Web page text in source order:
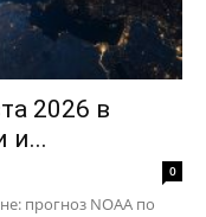
2026 в
и...
0
прогноз NOAA по